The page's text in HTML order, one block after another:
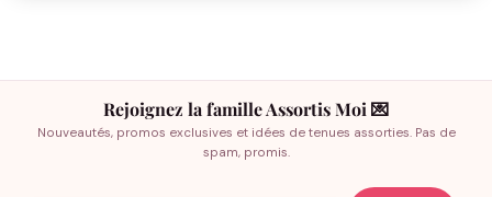
Rejoignez la famille Assortis Moi 💌
Nouveautés, promos exclusives et idées de tenues assorties. Pas de
spam, promis.